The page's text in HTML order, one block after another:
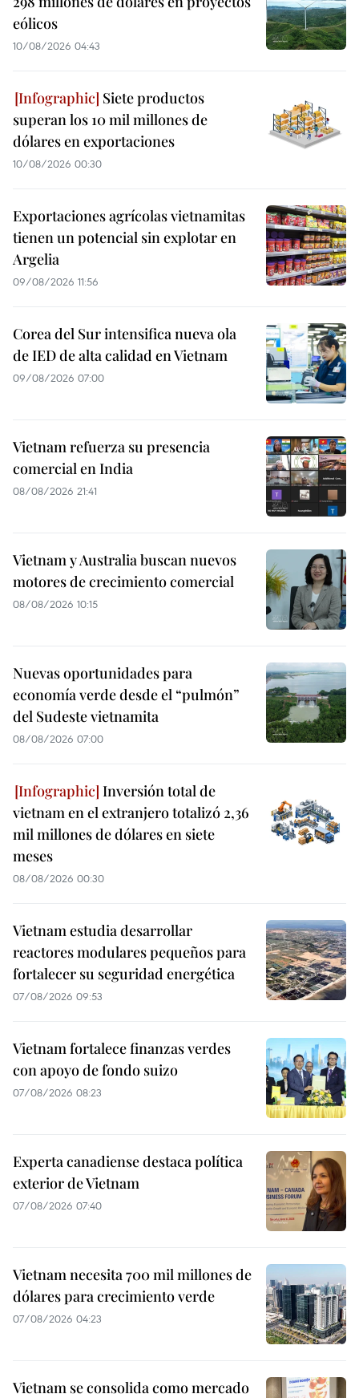
eólicos
10/08/2026 04:43
Siete productos
superan los 10 mil millones de
dólares en exportaciones
10/08/2026 00:30
Exportaciones agrícolas vietnamitas
tienen un potencial sin explotar en
Argelia
09/08/2026 11:56
Corea del Sur intensifica nueva ola
de IED de alta calidad en Vietnam
09/08/2026 07:00
Vietnam refuerza su presencia
comercial en India
08/08/2026 21:41
Vietnam y Australia buscan nuevos
motores de crecimiento comercial
08/08/2026 10:15
Nuevas oportunidades para
economía verde desde el “pulmón”
del Sudeste vietnamita
08/08/2026 07:00
Inversión total de
vietnam en el extranjero totalizó 2,36
mil millones de dólares en siete
meses
08/08/2026 00:30
Vietnam estudia desarrollar
reactores modulares pequeños para
fortalecer su seguridad energética
07/08/2026 09:53
Vietnam fortalece finanzas verdes
con apoyo de fondo suizo
07/08/2026 08:23
Experta canadiense destaca política
exterior de Vietnam
07/08/2026 07:40
Vietnam necesita 700 mil millones de
dólares para crecimiento verde
07/08/2026 04:23
Vietnam se consolida como mercado